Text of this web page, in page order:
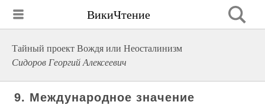
ВикиЧтение
Тайный проект Вождя или Неосталинизм
Сидоров Георгий Алексеевич
9. Международное значение